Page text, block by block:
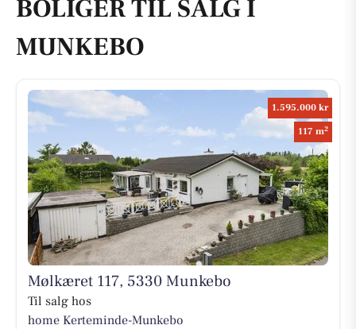
BOLIGER TIL SALG I
MUNKEBO
1.595.000 kr
117 m2
Mølkæret 117, 5330 Munkebo
Til salg hos
home Kerteminde-Munkebo